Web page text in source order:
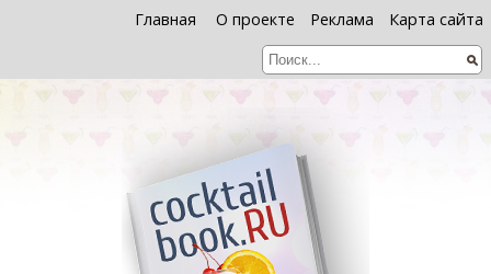
Главная О проекте Реклама Карта сайта